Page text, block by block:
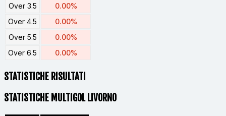
Over 3.5
0.00%
Over 4.5
0.00%
Over 5.5
0.00%
Over 6.5
0.00%
STATISTICHE RISULTATI
STATISTICHE MULTIGOL LIVORNO